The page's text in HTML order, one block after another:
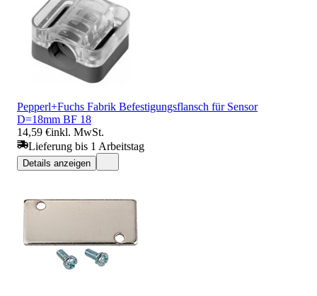
Pepperl+Fuchs Fabrik Befestigungsflansch für Sensor
D=18mm BF 18
14,59 €inkl. MwSt.
Lieferung bis 1 Arbeitstag
Details anzeigen